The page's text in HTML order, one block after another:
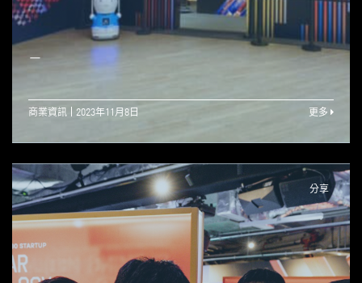
—
商業資訊 2023年11月8日 更多
分享